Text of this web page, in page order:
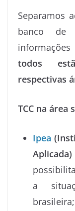
Separamos
banco de
todos
respectivas
TCC na área
Ipea
a
brasileira;